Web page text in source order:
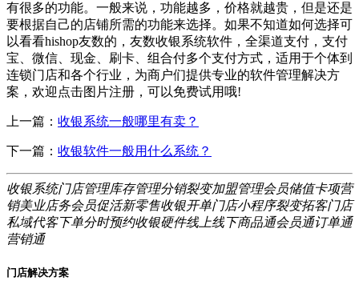
有很多的功能。一般来说，功能越多，价格就越贵，但是还是
要根据自己的店铺所需的功能来选择。如果不知道如何选择可
以看看hishop友数的，友数收银系统软件，全渠道支付，支付
宝、微信、现金、刷卡、组合付多个支付方式，适用于个体到
连锁门店和各个行业，为商户们提供专业的软件管理解决方
案，欢迎点击图片注册，可以免费试用哦!
上一篇： 收银系统一般哪里有卖？
下一篇： 收银软件一般用什么系统？
收银系统门店管理库存管理分销裂变加盟管理会员储值卡项营
销美业店务会员促活新零售收银开单门店小程序裂变拓客门店
私域代客下单分时预约收银硬件线上线下商品通会员通订单通
营销通
门店解决方案